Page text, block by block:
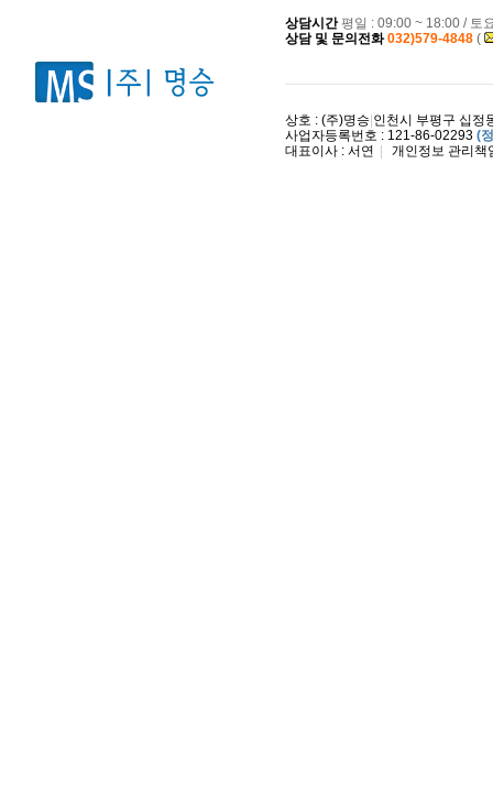
상담시간 평일 : 09:00 ~ 18:00 / 토
상담 및 문의전화032)579-4848 (
상호 : (주)명승 인천시 부평구 십정
사업자등록번호 : 121-86-02293 (
대표이사 : 서연
개인정보 관리책